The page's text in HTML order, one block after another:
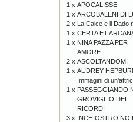
1 x APOCALISSE
1 x ARCOBALENI DI
2 x La Calce e il Dado
1 x CERTA ET
1 x NINA PAZZA PER
AMORE
2 x ASCOLTANDOMI
1 x AUDREY
Immagini di
1 x PASSEGGIANDO
GROVIGLIO DEI
RICORDI
3 x INCHIOSTRO